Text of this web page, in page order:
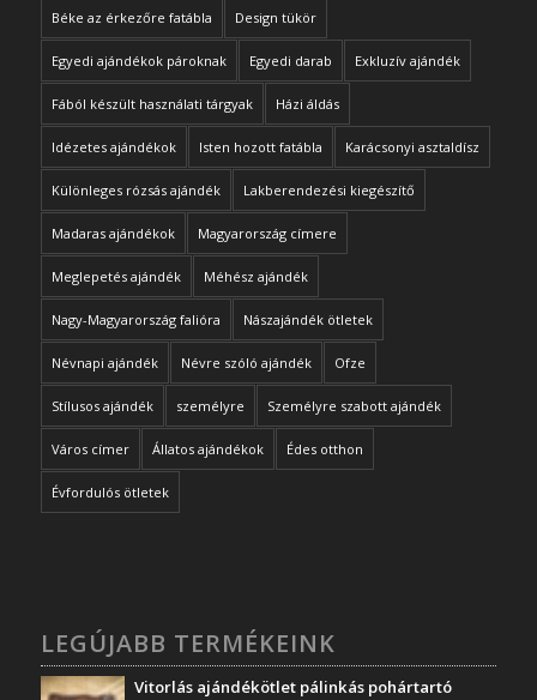
Béke az érkezőre fatábla Design tükör
Egyedi ajándékok pároknak Egyedi darab Exkluzív ajándék
Fából készült használati tárgyak Házi áldás
Idézetes ajándékok Isten hozott fatábla Karácsonyi asztaldísz
Különleges rózsás ajándék Lakberendezési kiegészítő
Madaras ajándékok Magyarország címere
Meglepetés ajándék Méhész ajándék
Nagy-Magyarország falióra Nászajándék ötletek
Névnapi ajándék Névre szóló ajándék Ofze
Stílusos ajándék személyre Személyre szabott ajándék
Város címer Állatos ajándékok Édes otthon
Évfordulós ötletek
LEGÚJABB TERMÉKEINK
Vitorlás ajándékötlet pálinkás pohártartó